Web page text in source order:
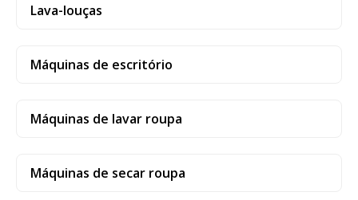
Lava-louças
Máquinas de escritório
Máquinas de lavar roupa
Máquinas de secar roupa